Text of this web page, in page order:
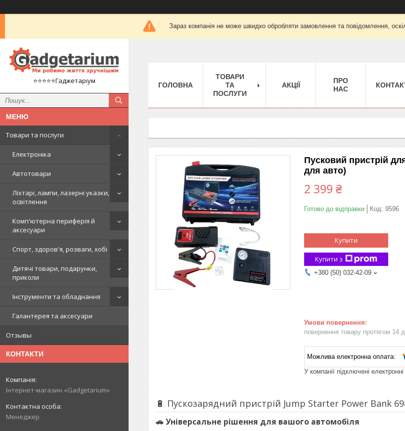
Зараз компанія не може швидко обробляти замовлення та повідомлення,
⭐️⭐️⭐️⭐️⭐️Гаджетаріум
Товари та послуги
Електроніка
Автотовари
Ліхтарі, лампи, лазерні указки,
освітлення
Комп'ютерна периферія й
аксесуари
Спорт, здоров'я, розваги, хобі
Дитячі товари, подарунки,
приколи
Інструменти та обладнання
Галантерея та аксесуари
Отзывы
КОНТАКТИ
Інтернет-магазин «Gadgetarium»
Менеджер
ГОЛОВНА
ТОВАРИ
ТА
ПОСЛУГИ
АКЦІЇ
ПРО
НАС
Пусковий пристрій
для авто)
2 399 ₴
Готово до відправки Код: 9596
Купити
Купити з
+380 (50) 032-42-09
повернення товару протягом 14
У компанії підключені
🔋 Пускозарядний пристрій Jump Starter Power Bank
🚗 Універсальне рішення для вашого автомобіля